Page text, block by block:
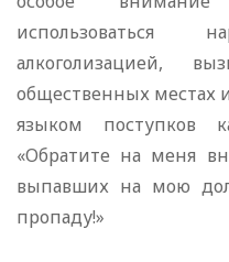
использоваться
алкоголизацией,
общественных местах
языком поступков
«Обратите на меня
выпавших на мою
пропаду!»